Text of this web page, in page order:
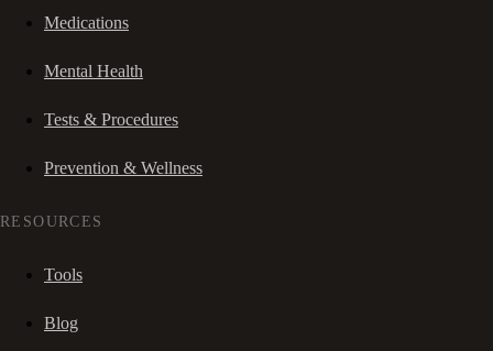
Medications
Mental Health
Tests & Procedures
Prevention & Wellness
RESOURCES
Tools
Blog